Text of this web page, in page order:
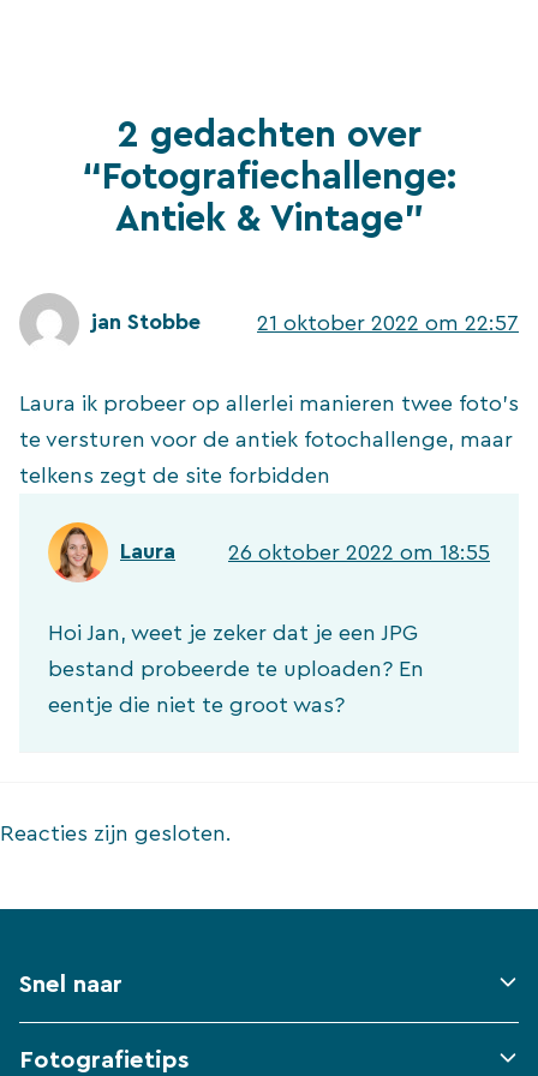
2 gedachten over
“Fotografiechallenge:
Antiek & Vintage”
jan Stobbe 21 oktober 2022 om 22:57
Laura ik probeer op allerlei manieren twee foto’s
te versturen voor de antiek fotochallenge, maar
telkens zegt de site forbidden
Laura 26 oktober 2022 om 18:55
Hoi Jan, weet je zeker dat je een JPG
bestand probeerde te uploaden? En
eentje die niet te groot was?
Reacties zijn gesloten.
Snel naar
Fotografietips